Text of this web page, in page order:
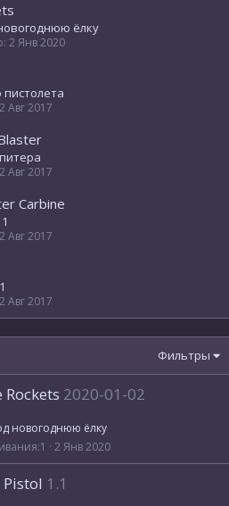
ёлку
2 Янв 2020
пистолета
Авг 2017
Авг 2017
Carbine
Авг 2017
Авг 2017
Фильтры
2020-01-02
новогоднюю ёлку
1 2 Янв 2020
1.1